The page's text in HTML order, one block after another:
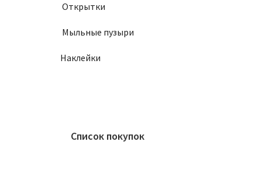
Открытки
Мыльные пузыри
Наклейки
Список покупок